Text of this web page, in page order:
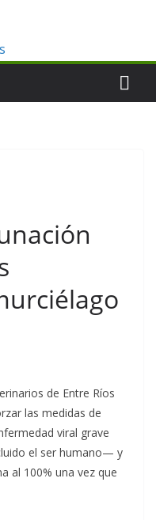
de Entre Ríos
las medidas de
viral grave
el ser humano— y
al 100% una vez que